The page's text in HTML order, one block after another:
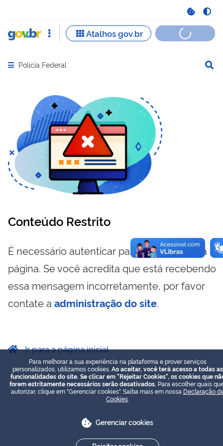
Abrir menu principal de navegação
Polícia Federal
Conteúdo Restrito
É necessário autenticar para visualizar essa
página. Se você acredita que está recebendo
essa mensagem incorretamente, por favor
contate a administração do site.
Ir para a página inicial
Para melhorar a sua experiência na plataforma e prover serviços
personalizados, utilizamos cookies. Ao aceitar, você terá acesso a todas as
funcionalidades do site. Se clicar em "Rejeitar Cookies", os cookies que
forem estritamente necessários serão desativados. Para escolher quais
autorizar, clique em "Gerenciar cookies". Saiba mais em nossa Declaração
Cookies
Gerenciar cookies